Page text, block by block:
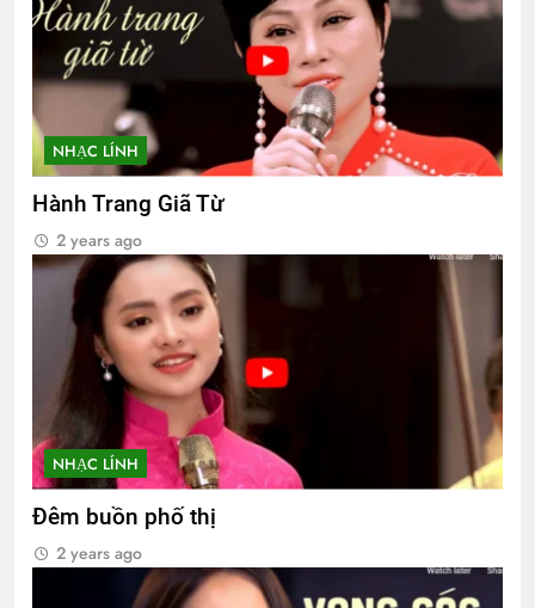
NHẠC LÍNH
Hành Trang Giã Từ
2 years ago
NHẠC LÍNH
Đêm buồn phố thị
2 years ago